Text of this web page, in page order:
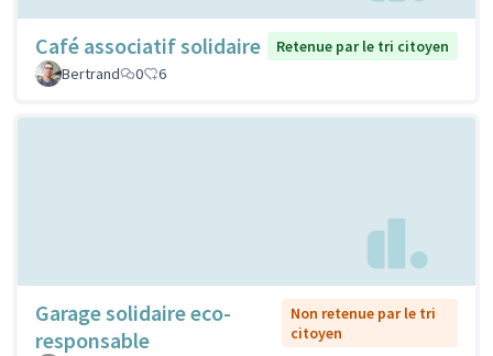
Café associatif solidaire
Retenue par le tri citoyen
Bertrand
0 6
Garage solidaire eco-
responsable
Non retenue par le tri
citoyen